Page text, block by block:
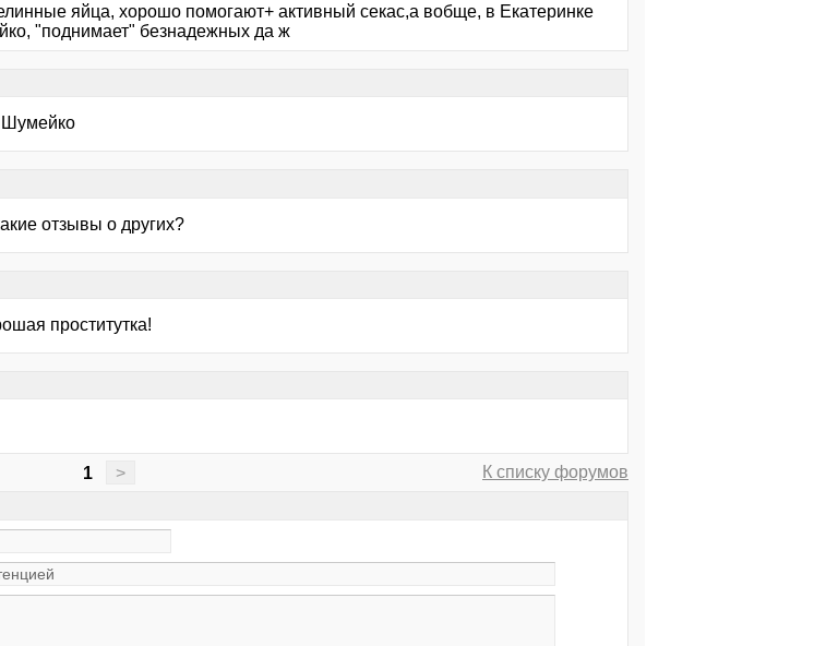
яйца, хорошо помогают+ активный секас,а вобще, в Екатеринке
"поднимает" безнадежных да ж
Шумейко
отзывы о других?
проститутка!
1 >
К списку форумов